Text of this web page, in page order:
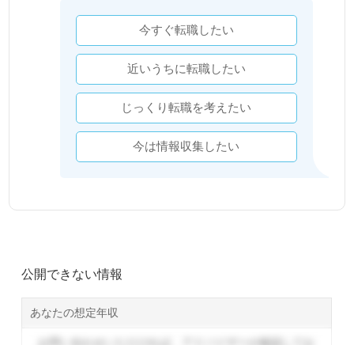
今すぐ転職したい
近いうちに転職したい
じっくり転職を考えたい
今は情報収集したい
公開できない情報
あなたの想定年収